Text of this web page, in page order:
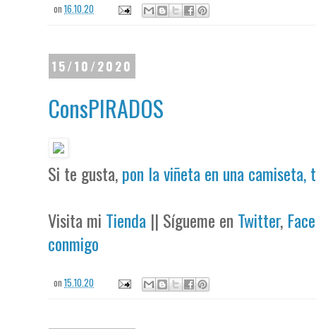
on16.10.20
15/10/2020
ConsPIRADOS
Si te gusta,pon la viñeta en una camiseta,
Visita mi Tienda || Sígueme en Twitter,
conmigo
on15.10.20